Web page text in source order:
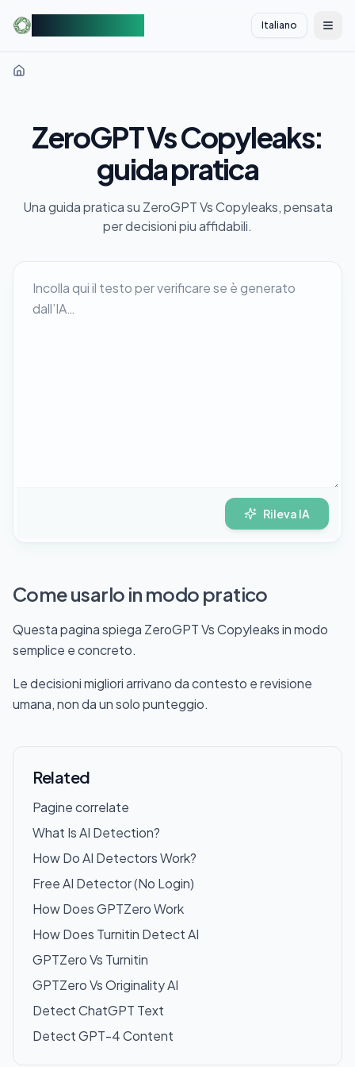
Italiano 切换
ZeroGPT Vs Copyleaks:
guida pratica
Una guida pratica su ZeroGPT Vs Copyleaks, pensata
per decisioni piu affidabili.
Rileva IA
Come usarlo in modo pratico
Questa pagina spiega ZeroGPT Vs Copyleaks in modo
semplice e concreto.
Le decisioni migliori arrivano da contesto e revisione
umana, non da un solo punteggio.
Related
Pagine correlate
What Is AI Detection?
How Do AI Detectors Work?
Free AI Detector (No Login)
How Does GPTZero Work
How Does Turnitin Detect AI
GPTZero Vs Turnitin
GPTZero Vs Originality AI
Detect ChatGPT Text
Detect GPT-4 Content